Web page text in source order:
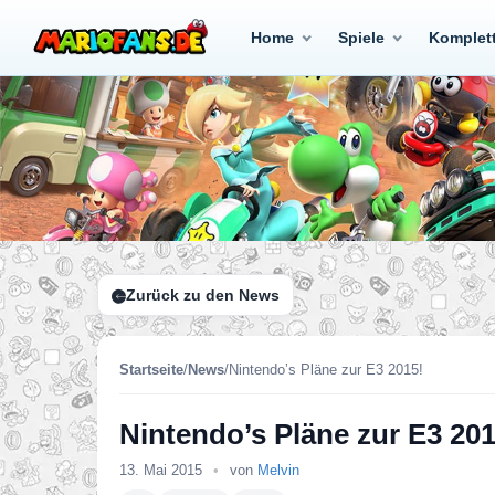
Home Spiele
Zurück zu den News
Startseite/News/Nintendo’s Pläne zur E3 2015!
Nintendo’s Pläne zur E3
13. Mai 2015 • von Melvin